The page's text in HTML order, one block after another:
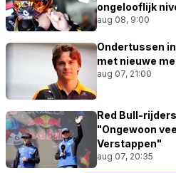
ongelooflijk
aug 08, 9:00
Ondertussen
met nieuwe
aug 07, 21:00
Red Bull-
"Ongewoon
Verstappen"
aug 07, 20:35